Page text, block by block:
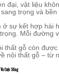
đại, vật liệu
trọng và
ở sự kết hợp hài
Mỗi đường
thất gỗ còn
nội thất gỗ – từ
Cuộc Sống